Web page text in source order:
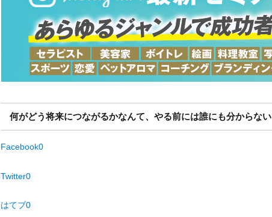
何がどう将来につながるかなんて、やる前には誰にも分からない
Facebook0
Twitter0
はてブ0